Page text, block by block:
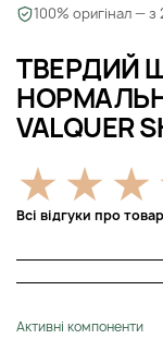
ТВЕРДИЙ
VALQUER
Всі відгуки про товар
Активні компоненти
100% оригінал — з